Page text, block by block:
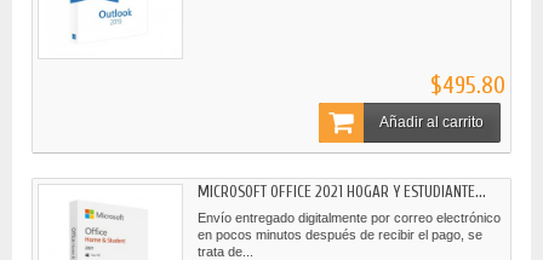
$495.80
Añadir al carrito
MICROSOFT OFFICE 2021 HOGAR Y ESTUDIANTE...
Envío entregado digitalmente por correo electrónico
en pocos minutos después de recibir el pago, se
trata de...